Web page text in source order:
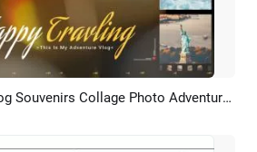
Créer IA Film Happy Travel Vlog Souvenirs Collage Photo Adventure Sports Diaporama